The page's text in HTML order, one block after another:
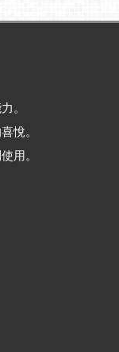
。
悅。
用。